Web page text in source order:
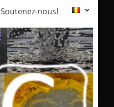
Soutenez-nous!